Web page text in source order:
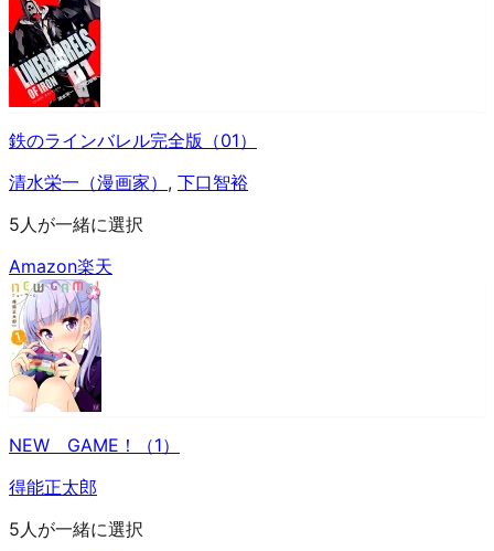
鉄のラインバレル完全版（01）
清水栄一（漫画家） , 下口智裕
5人が一緒に選択
Amazon楽天
NEW GAME！（1）
得能正太郎
5人が一緒に選択